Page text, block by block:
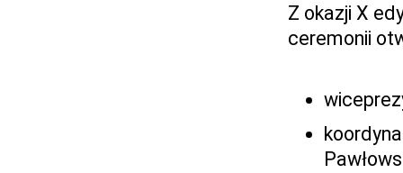
Z okazji X
ceremonii